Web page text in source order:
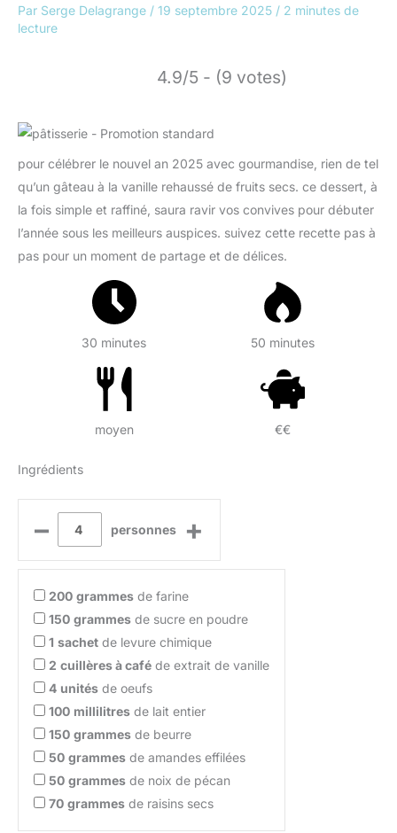
Par Serge Delagrange / 19 septembre 2025 / 2 minutes de
lecture
4.9/5 - (9 votes)
pour célébrer le nouvel an 2025 avec gourmandise, rien de tel
qu’un gâteau à la vanille rehaussé de fruits secs. ce dessert, à
la fois simple et raffiné, saura ravir vos convives pour débuter
l’année sous les meilleurs auspices. suivez cette recette pas à
pas pour un moment de partage et de délices.
30 minutes 50 minutes
moyen €€
Ingrédients
– personnes +
200 grammes de farine
150 grammes de sucre en poudre
1 sachet de levure chimique
2 cuillères à café de extrait de vanille
4 unités de oeufs
100 millilitres de lait entier
150 grammes de beurre
50 grammes de amandes effilées
50 grammes de noix de pécan
70 grammes de raisins secs